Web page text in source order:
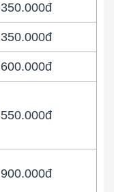
350.000đ
350.000đ
600.000đ
550.000đ
900.000đ